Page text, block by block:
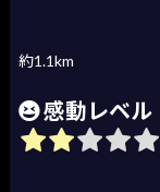
約1.1km
感動レベル